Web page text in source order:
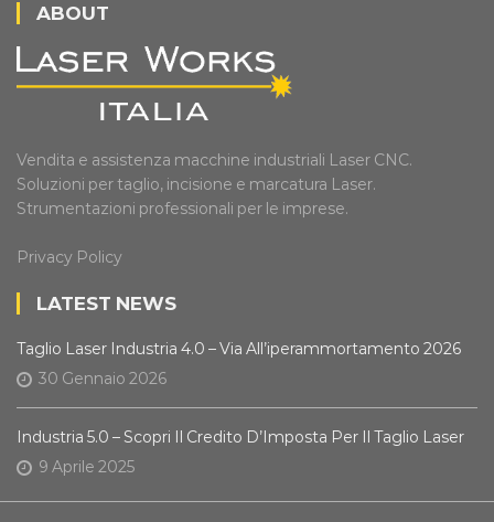
ABOUT
Vendita e assistenza macchine industriali Laser CNC.
Soluzioni per taglio, incisione e marcatura Laser.
Strumentazioni professionali per le imprese.
Privacy Policy
LATEST NEWS
Taglio Laser Industria 4.0 – Via All’iperammortamento 2026
30 Gennaio 2026
Industria 5.0 – Scopri Il Credito D’Imposta Per Il Taglio Laser
9 Aprile 2025